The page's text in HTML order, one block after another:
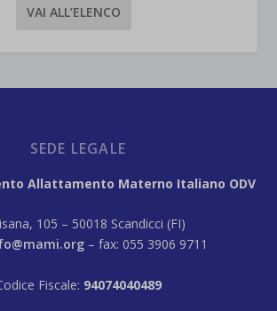
VAI ALL’ELENCO
SEDE LEGALE
Allattamento Materno Italiano ODV
105 – 50018 Scandicci (FI)
– fax: 055 3906 9711
Fiscale: 94074040489